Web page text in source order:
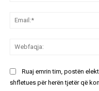
Ruaj emrin tim, postën
shfletues për herën tjetër që